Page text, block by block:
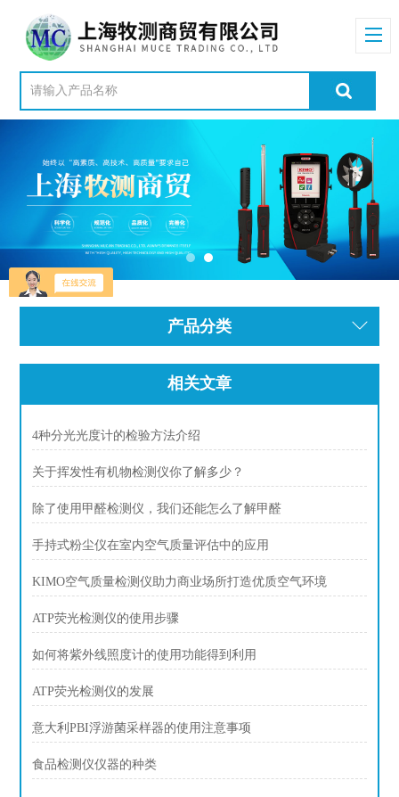
产品分类
相关文章
4种分光光度计的检验方法介绍
关于挥发性有机物检测仪你了解多少？
除了使用甲醛检测仪，我们还能怎么了解甲醛
手持式粉尘仪在室内空气质量评估中的应用
KIMO空气质量检测仪助力商业场所打造优质空气环境
ATP荧光检测仪的使用步骤
如何将紫外线照度计的使用功能得到利用
ATP荧光检测仪的发展
意大利PBI浮游菌采样器的使用注意事项
食品检测仪仪器的种类